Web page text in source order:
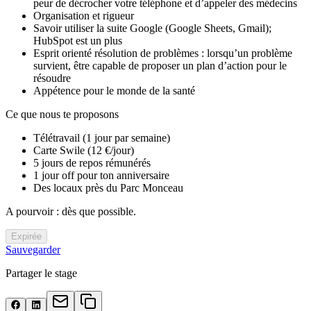
peur de décrocher votre téléphone et d’appeler des médecins
Organisation et rigueur
Savoir utiliser la suite Google (Google Sheets, Gmail);
HubSpot est un plus
Esprit orienté résolution de problèmes : lorsqu’un problème
survient, être capable de proposer un plan d’action pour le
résoudre
Appétence pour le monde de la santé
Ce que nous te proposons
Télétravail (1 jour par semaine)
Carte Swile (12 €/jour)
5 jours de repos rémunérés
1 jour off pour ton anniversaire
Des locaux près du Parc Monceau
A pourvoir : dès que possible.
Expirée
Sauvegarder
Partager le stage